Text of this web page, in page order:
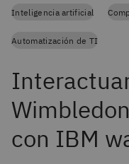
Inteligencia artificial
Automatización de TI
con IBM